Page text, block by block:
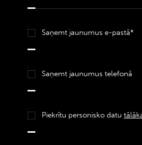
Saņemt jaunumus e-pastā*
Saņemt jaunumus telefonā
Piekrītu personisko datu